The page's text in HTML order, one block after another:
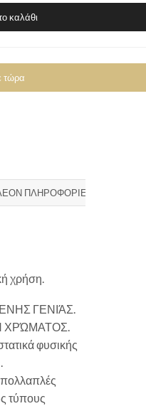
καλάθι
τώρα
ΠΛΗΡΟΦΟΡΊΕΣ
χρήση.
ΓΕΝΙΆΣ.
ΧΡΏΜΑΤΟΣ.
φυσικής
τύπους